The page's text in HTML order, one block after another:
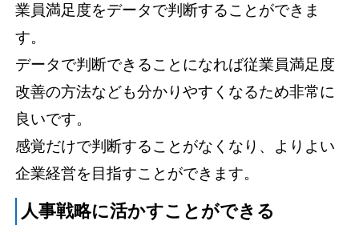
業員満足度をデータで判断することができま
す。
データで判断できることになれば従業員満足度
改善の方法なども分かりやすくなるため非常に
良いです。
感覚だけで判断することがなくなり、よりよい
企業経営を目指すことができます。
人事戦略に活かすことができる